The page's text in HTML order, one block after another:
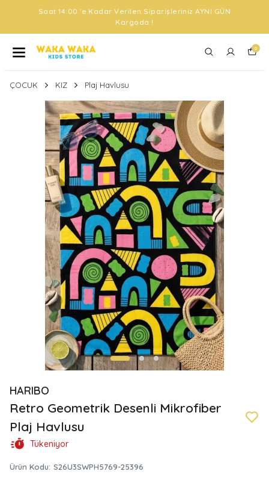
Saat 14:00 'e Kadar Verilen Siparişleriniz AYNI GÜN
Kargoda !
0
ÇOCUK KIZ Plaj Havlusu
HARIBO
Retro Geometrik Desenli Mikrofiber
Plaj Havlusu
Tükeniyor
Ürün Kodu: S26U3SWPH5769-25396